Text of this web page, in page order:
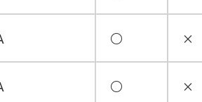
○ ×
○ ×